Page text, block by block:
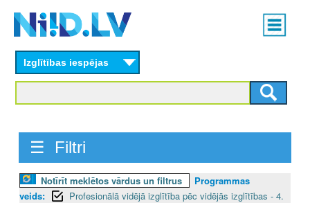
content
Main
menu
Izglītības iespējas
☰ Filtri
Notīrīt meklētos vārdus un filtrus
Programmas
veids:
Profesionālā vidējā izglītība pēc vidējās izglītības - 4.